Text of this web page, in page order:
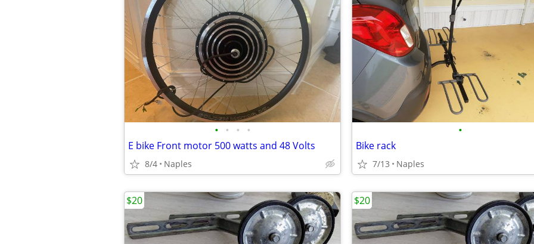
• • • •
E bike Front motor 500 watts and 48 Volts
8/4 Naples
•
Bike rack
7/13 Naples
$20 $20